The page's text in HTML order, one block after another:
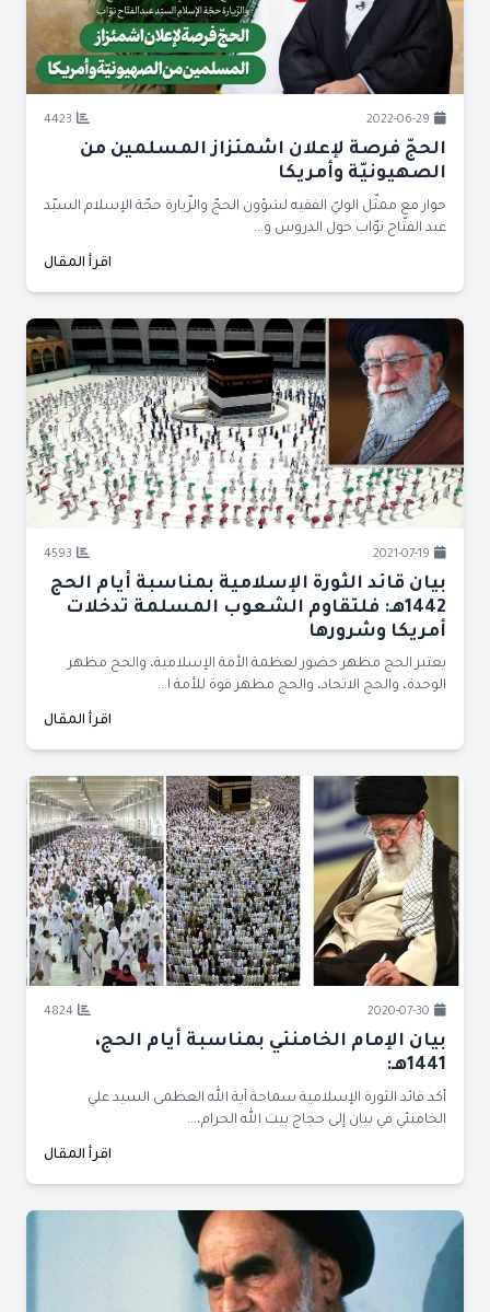
2022-06-29
4423
الحجّ فرصة لإعلان اشمئزاز المسلمين من
الصهيونيّة وأمريكا
حوار مع ممثّل الوليّ الفقيه لشؤون الحجّ والزّيارة حجّة الإسلام السيّد
عبد الفتّاح نوّاب حول الدروس و...
اقرأ المقال
2021-07-19
4593
بيان قائد الثورة الإسلامية بمناسبة أيام الحج
1442هـ: فلتقاوم الشعوب المسلمة تدخلات
أمريكا وشرورها
يعتبر الحج مظهر حضور لعظمة الأمة الإسلامية، والحج مظهر
الوحدة، والحج الاتحاد، والحج مظهر قوة للأمة ا...
اقرأ المقال
2020-07-30
4824
بيان الإمام الخامنئي بمناسبة أيام الحج،
1441هـ:
أكد قائد الثورة الإسلامية سماحة آية الله العظمى السيد علي
الخامنئي في بيان إلى حجاج بيت الله الحرام،...
اقرأ المقال